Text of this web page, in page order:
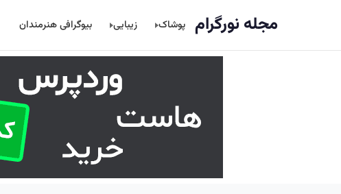
مجله نورگرام پوشاک زیبایی بیوگرافی هنرمندان